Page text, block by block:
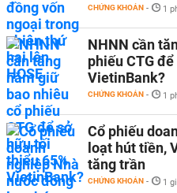
CHỨNG KHOÁN - 1
NHNN cần
phiếu CTG
VietinBank?
CHỨNG KHOÁN - 1
Cổ phiếu
loạt hút tiền,
tăng trần
CHỨNG KHOÁN - 1